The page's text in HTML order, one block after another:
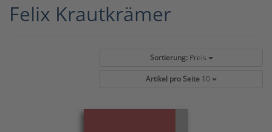
Felix Krautkrämer
Sortierung: Preis
Artikel pro Seite 10